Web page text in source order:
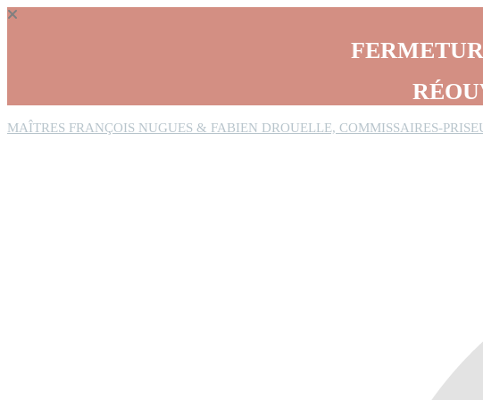
MAÎTRES FRANÇOIS NUGUES & FABIEN DROUELLE, COMMISSAIRES-
Panneau de gestion des cookies